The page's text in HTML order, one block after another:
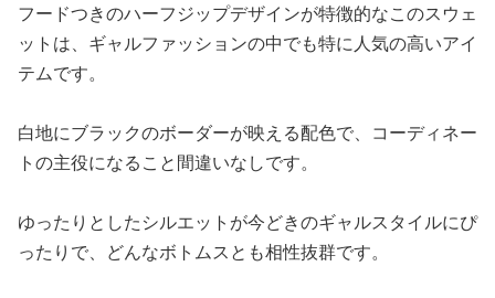
フードつきのハーフジップデザインが特徴的なこのスウェ
ットは、ギャルファッションの中でも特に人気の高いアイ
テムです。
白地にブラックのボーダーが映える配色で、コーディネー
トの主役になること間違いなしです。
ゆったりとしたシルエットが今どきのギャルスタイルにぴ
ったりで、どんなボトムスとも相性抜群です。